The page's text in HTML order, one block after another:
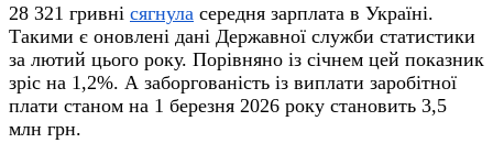
28 321 гривні сягнула середня зарплата в Україні.
Такими є оновлені дані Державної служби статистики
за лютий цього року. Порівняно із січнем цей показник
зріс на 1,2%. А заборгованість із виплати заробітної
плати станом на 1 березня 2026 року становить 3,5
млн грн.